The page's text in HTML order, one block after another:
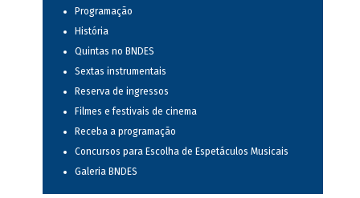
Programação
História
Quintas no BNDES
Sextas instrumentais
Reserva de ingressos
Filmes e festivais de cinema
Receba a programação
Concursos para Escolha de Espetáculos Musicais
Galeria BNDES